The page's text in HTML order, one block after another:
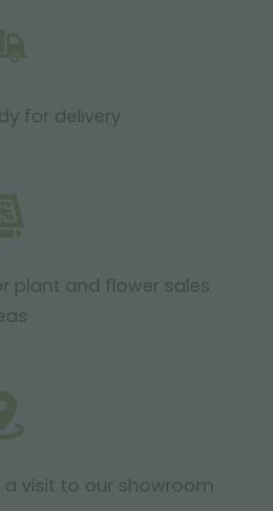
for delivery
plant and flower sales
visit to our showroom